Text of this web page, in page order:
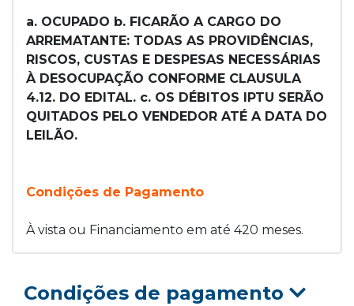
a. OCUPADO b. FICARÃO A CARGO DO
ARREMATANTE: TODAS AS PROVIDÊNCIAS,
RISCOS, CUSTAS E DESPESAS NECESSÁRIAS
À DESOCUPAÇÃO CONFORME CLAUSULA
4.12. DO EDITAL. c. OS DÉBITOS IPTU SERÃO
QUITADOS PELO VENDEDOR ATÉ A DATA DO
LEILÃO.
Condições de Pagamento
À vista ou Financiamento em até 420 meses.
Condições de pagamento